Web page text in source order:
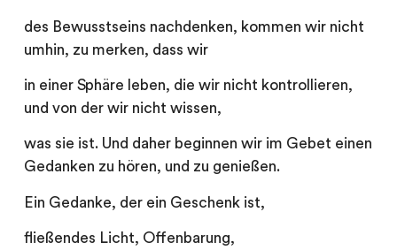
des Bewusstseins nachdenken, kommen wir nicht
umhin, zu merken, dass wir
in einer Sphäre leben, die wir nicht kontrollieren,
und von der wir nicht wissen,
was sie ist. Und daher beginnen wir im Gebet einen
Gedanken zu hören, und zu genießen.
Ein Gedanke, der ein Geschenk ist,
fließendes Licht, Offenbarung,